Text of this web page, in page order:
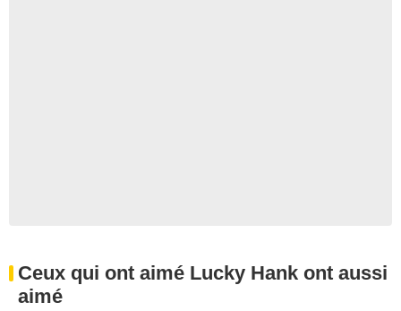
Ceux qui ont aimé Lucky Hank ont aussi
aimé